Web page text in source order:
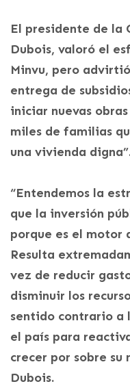
El presidente de la
Dubois, valoró el
Minvu, pero
entrega de
iniciar nuevas
miles de familias
una vivienda
“Entendemos la
que la inversión
porque es el motor
Resulta
vez de reducir
disminuir los
sentido contrario a
el país para
crecer por sobre
Dubois.